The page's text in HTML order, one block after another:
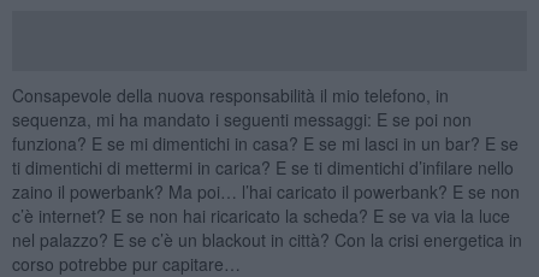
Consapevole della nuova responsabilità il mio telefono, in
sequenza, mi ha mandato i seguenti messaggi: E se poi non
funziona? E se mi dimentichi in casa? E se mi lasci in un bar? E se
ti dimentichi di mettermi in carica? E se ti dimentichi d’infilare nello
zaino il powerbank? Ma poi… l’hai caricato il powerbank? E se non
c’è internet? E se non hai ricaricato la scheda? E se va via la luce
nel palazzo? E se c’è un blackout in città? Con la crisi energetica in
corso potrebbe pur capitare…